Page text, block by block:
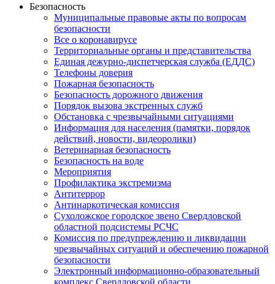
Безопасность
Муниципальные правовые акты по вопросам
безопасности
Все о коронавирусе
Территориальные органы и представительства
Единая дежурно-диспетчерская служба (ЕДДС)
Телефоны доверия
Пожарная безопасность
Безопасность дорожного движения
Порядок вызова экстренных служб
Обстановка с чрезвычайными ситуациями
Информация для населения (памятки, порядок
действий, новости, видеоролики)
Ветеринарная безопасность
Безопасность на воде
Мероприятия
Профилактика экстремизма
Антитеррор
Антинаркотическая комиссия
Сухоложское городское звено Свердловской
областной подсистемы РСЧС
Комиссия по предупреждению и ликвидации
чрезвычайных ситуаций и обеспечению пожарной
безопасности
Электронный информационно-образовательный
комплекс Cвердловской области